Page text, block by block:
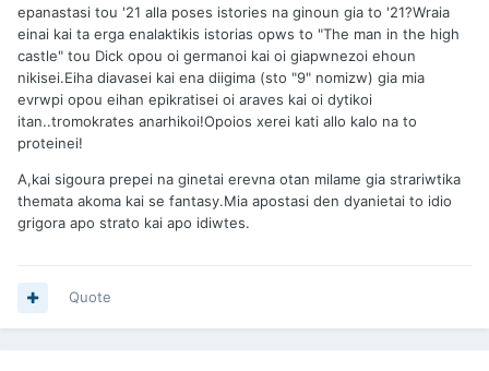
epanastasi tou '21 alla poses istories na ginoun gia to '21?Wraia
einai kai ta erga enalaktikis istorias opws to "The man in the high
castle" tou Dick opou oi germanoi kai oi giapwnezoi ehoun
nikisei.Eiha diavasei kai ena diigima (sto "9" nomizw) gia mia
evrwpi opou eihan epikratisei oi araves kai oi dytikoi
itan..tromokrates anarhikoi!Opoios xerei kati allo kalo na to
proteinei!
A,kai sigoura prepei na ginetai erevna otan milame gia strariwtika
themata akoma kai se fantasy.Mia apostasi den dyanietai to idio
grigora apo strato kai apo idiwtes.
Quote